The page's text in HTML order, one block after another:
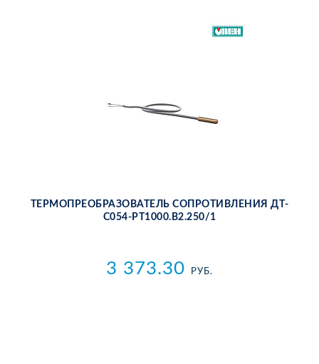
ТЕР­МО­ПРЕ­ОБ­РА­ЗО­ВА­ТЕЛЬ СО­ПРО­ТИВ­ЛЕ­НИЯ ДТ­
С054-РТ1000.В2.250/1
3 373.30 РУБ.